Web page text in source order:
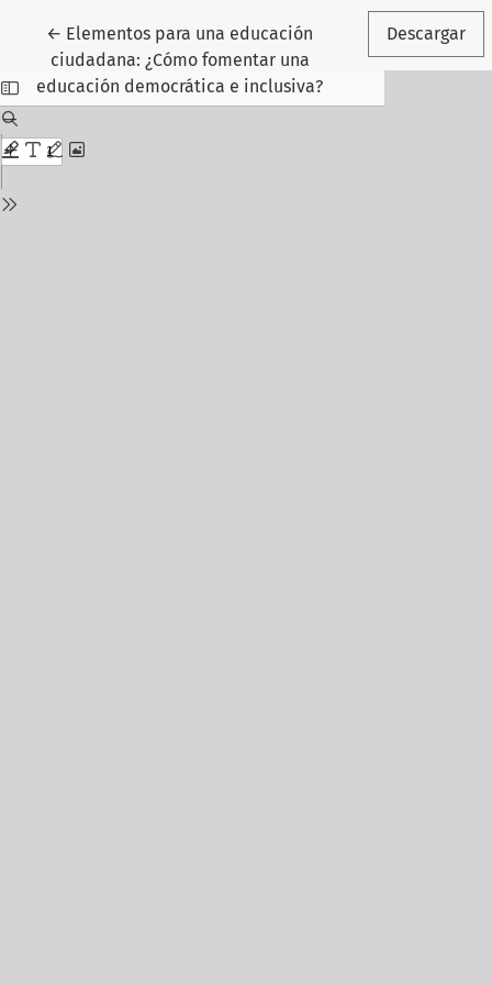
← Volver a los detalles del artículo
Elementos para una educación
ciudadana: ¿Cómo fomentar una
educación democrática e inclusiva?
Descargar